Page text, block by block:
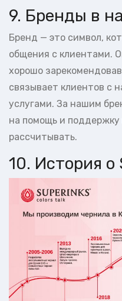
9. Бренды в
Бренд — это символ,
общения с клиентами.
хорошо
связывает клиентов с
услугами. За нашим
на помощь и
рассчитывать.
10. История о